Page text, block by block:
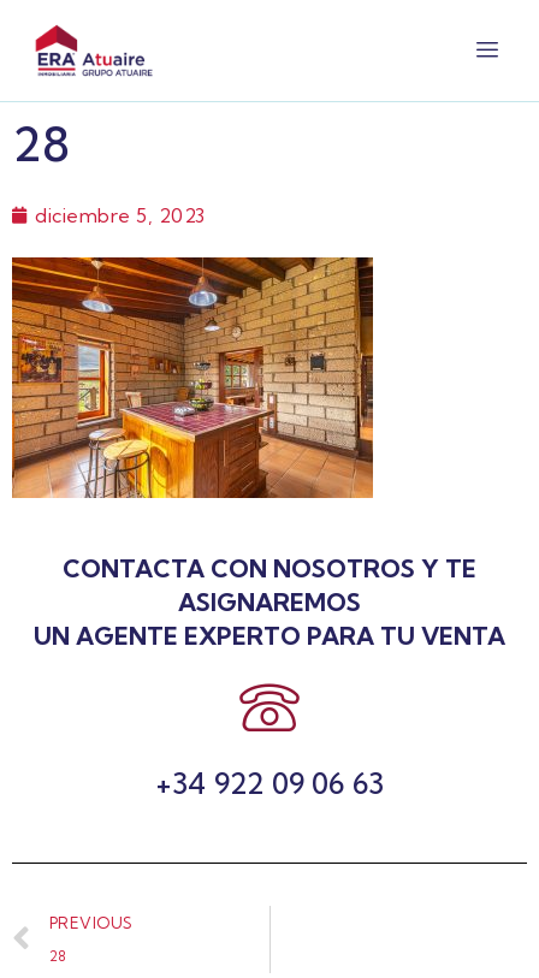
28
diciembre 5, 2023
CONTACTA CON NOSOTROS Y TE
ASIGNAREMOS
UN AGENTE EXPERTO PARA TU VENTA
+34 922 09 06 63
PREVIOUS
28